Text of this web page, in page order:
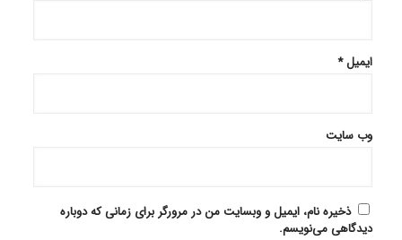
ایمیل*
وب‌ سایت
ذخیره نام، ایمیل و وبسایت من در مرورگر برای زمانی که دوباره
دیدگاهی می‌نویسم.